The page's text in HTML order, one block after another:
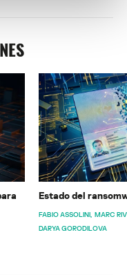
Estado del
FABIO ASSOLINI MARC
DARYA GORODILOVA